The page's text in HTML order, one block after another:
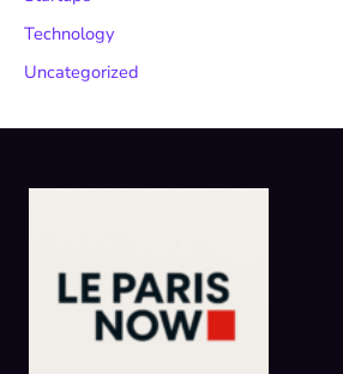
Technology
Uncategorized